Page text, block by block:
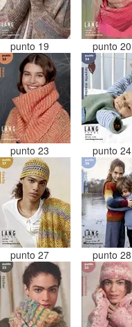
punto 19 punto 20
punto 23 punto 24
punto 27 punto 28